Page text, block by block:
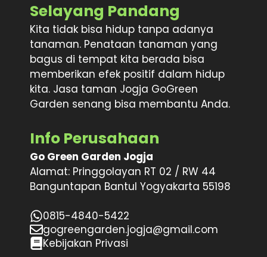
Selayang Pandang
Kita tidak bisa hidup tanpa adanya
tanaman. Penataan tanaman yang
bagus di tempat kita berada bisa
memberikan efek positif dalam hidup
kita. Jasa taman Jogja GoGreen
Garden senang bisa membantu Anda.
Info Perusahaan
Go Green Garden Jogja
Alamat: Pringgolayan RT 02 / RW 44
Banguntapan Bantul Yogyakarta 55198
0815-4840-5422
gogreengarden.jogja@gmail.com
Kebijakan Privasi